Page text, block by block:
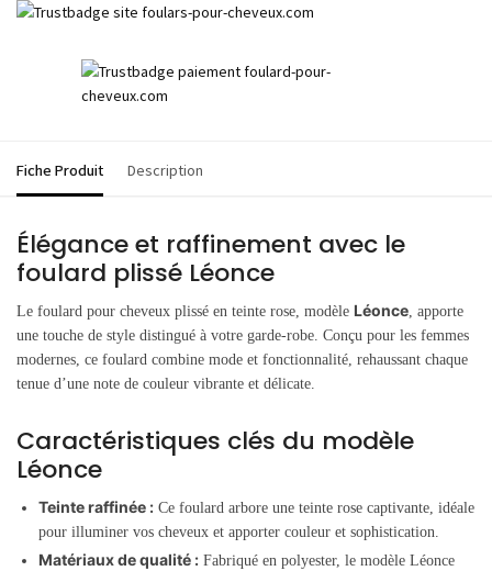
Fiche Produit Description
Élégance et raffinement avec le
foulard plissé Léonce
Le foulard pour cheveux plissé en teinte rose, modèle Léonce , apporte
une touche de style distingué à votre garde-robe. Conçu pour les femmes
modernes, ce foulard combine mode et fonctionnalité, rehaussant chaque
tenue d’une note de couleur vibrante et délicate.
Caractéristiques clés du modèle
Léonce
Teinte raffinée : Ce foulard arbore une teinte rose captivante, idéale
pour illuminer vos cheveux et apporter couleur et sophistication.
Matériaux de qualité : Fabriqué en polyester, le modèle Léonce